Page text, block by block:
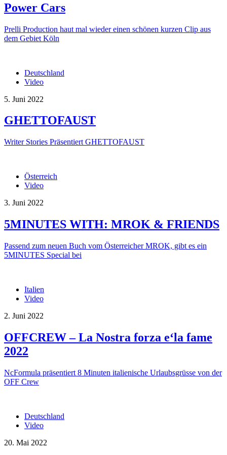
Power Cars
Prelli Production haut mal wieder einen schönen kurzen Clip aus
dem Gebiet Köln
Deutschland
Video
5. Juni 2022
GHETTOFAUST
Writer Stories Präsentiert GHETTOFAUST
Österreich
Video
3. Juni 2022
5MINUTES WITH: MROK & FRIENDS
Passend zum neuen Buch vom Österreicher MROK, gibt es ein
5MINUTES Special bei
Italien
Video
2. Juni 2022
OFFCREW – La Nostra forza e‘la fame
2022
NcFormula präsentiert 8 Minuten italienische Urlaubsgrüsse von der
OFF Crew
Deutschland
Video
20. Mai 2022